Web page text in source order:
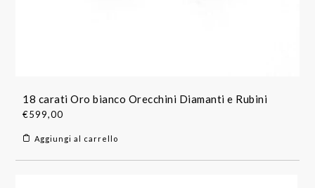
18 carati Oro bianco Orecchini Diamanti e Rubini
€599,00
Aggiungi al carrello